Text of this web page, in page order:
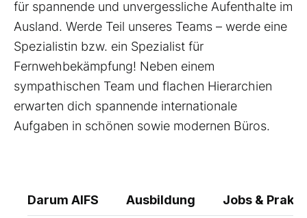
für spannende und unvergessliche Aufenthalte im
Ausland. Werde Teil unseres Teams – werde eine
Spezialistin bzw. ein Spezialist für
Fernwehbekämpfung! Neben einem
sympathischen Team und flachen Hierarchien
erwarten dich spannende internationale
Aufgaben in schönen sowie modernen Büros.
Darum AIFS Ausbildung Jobs &